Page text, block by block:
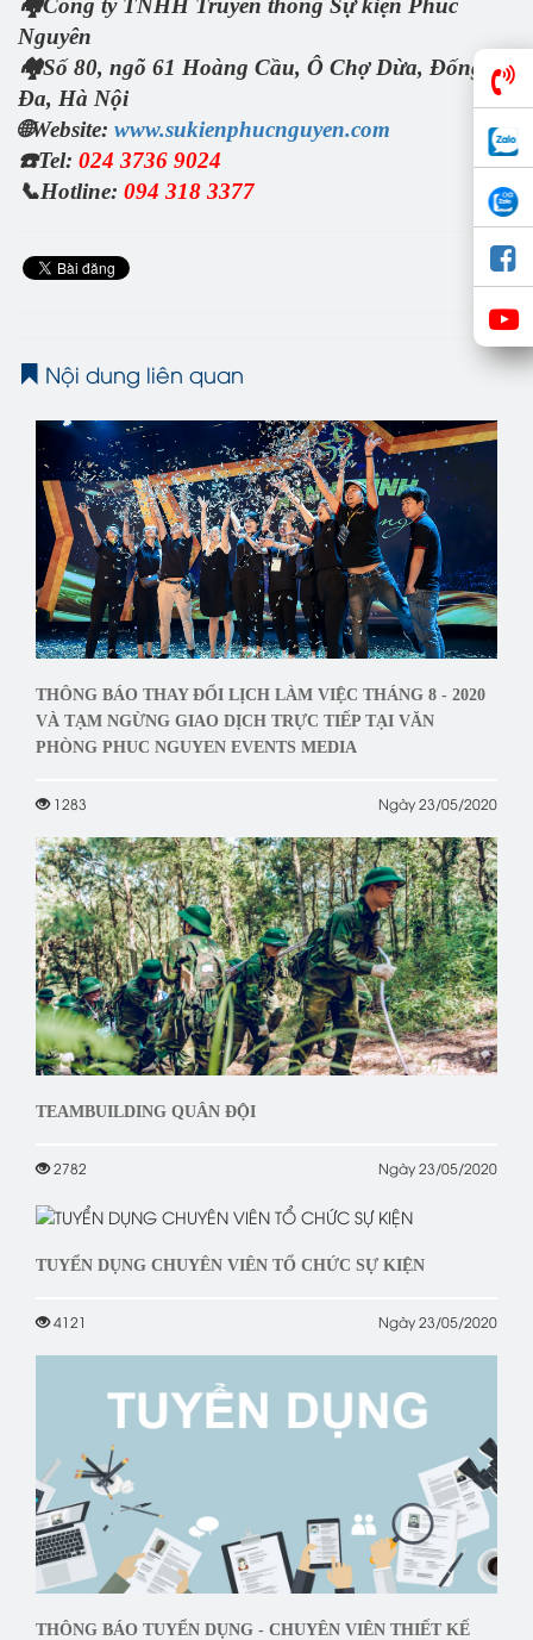
🏘Công ty TNHH Truyền thông Sự kiện Phúc
Nguyên
🏘Số 80, ngõ 61 Hoàng Cầu, Ô Chợ Dừa, Đống
Đa, Hà Nội
🌐Website: www.sukienphucnguyen.com
☎️Tel: 024 3736 9024
📞Hotline: 094 318 3377
Nội dung liên quan
THÔNG BÁO THAY ĐỔI LỊCH LÀM VIỆC THÁNG 8 - 2020
VÀ TẠM NGỪNG GIAO DỊCH TRỰC TIẾP TẠI VĂN
PHÒNG PHUC NGUYEN EVENTS MEDIA
1283 Ngày 23/05/2020
TEAMBUILDING QUÂN ĐỘI
2782 Ngày 23/05/2020
TUYỂN DỤNG CHUYÊN VIÊN TỔ CHỨC SỰ KIỆN
4121 Ngày 23/05/2020
THÔNG BÁO TUYỂN DỤNG - CHUYÊN VIÊN THIẾT KẾ